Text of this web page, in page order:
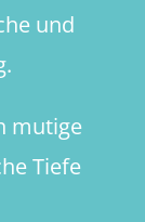
und
mutige
Tiefe